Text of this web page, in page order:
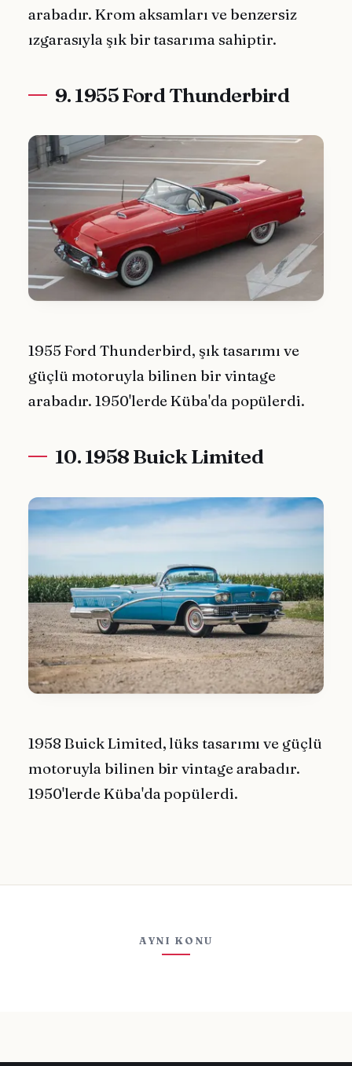
arabadır. Krom aksamları ve benzersiz
ızgarasıyla şık bir tasarıma sahiptir.
9. 1955 Ford Thunderbird
1955 Ford Thunderbird, şık tasarımı ve
güçlü motoruyla bilinen bir vintage
arabadır. 1950'lerde Küba'da popülerdi.
10. 1958 Buick Limited
1958 Buick Limited, lüks tasarımı ve güçlü
motoruyla bilinen bir vintage arabadır.
1950'lerde Küba'da popülerdi.
AYNI KONU